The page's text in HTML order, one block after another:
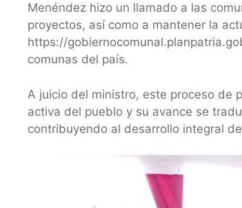
Menéndez hizo un llamado a las
proyectos, así como a mantener la
https://
comunas del país.
A juicio del ministro, este proceso de
activa del pueblo y su avance se
contribuyendo al desarrollo integral